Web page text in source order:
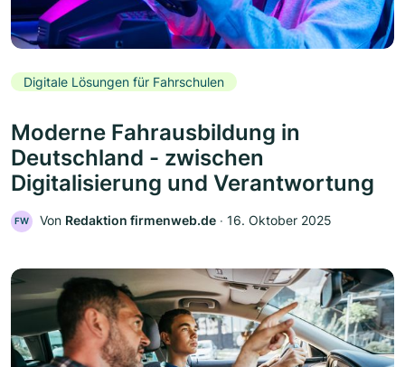
Digitale Lösungen für Fahrschulen
Moderne Fahrausbildung in
Deutschland - zwischen
Digitalisierung und Verantwortung
FW Von Redaktion firmenweb.de ‧ 16. Oktober 2025